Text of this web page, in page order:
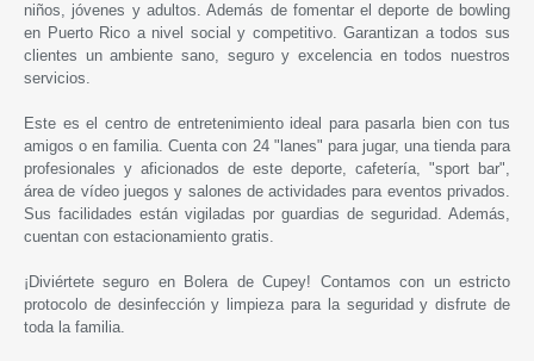
niños, jóvenes y adultos. Además de fomentar el deporte de bowling
en Puerto Rico a nivel social y competitivo. Garantizan a todos sus
clientes un ambiente sano, seguro y excelencia en todos nuestros
servicios.
Este es el centro de entretenimiento ideal para pasarla bien con tus
amigos o en familia. Cuenta con 24 "lanes" para jugar, una tienda para
profesionales y aficionados de este deporte, cafetería, "sport bar",
área de vídeo juegos y salones de actividades para eventos privados.
Sus facilidades están vigiladas por guardias de seguridad. Además,
cuentan con estacionamiento gratis.
¡Diviértete seguro en Bolera de Cupey! Contamos con un estricto
protocolo de desinfección y limpieza para la seguridad y disfrute de
toda la familia.